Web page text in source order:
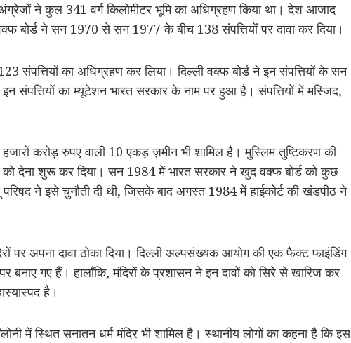
ने कुल 341 वर्ग किलोमीटर भूमि का अधिग्रहण किया था। देश आजाद
बोर्ड ने सन 1970 से सन 1977 के बीच 138 संपत्तियों पर दावा कर दिया।
संपत्तियों का अधिग्रहण कर लिया। दिल्ली वक्फ बोर्ड ने इन संपत्तियों के सन
संपत्तियों का म्यूटेशन भारत सरकार के नाम पर हुआ है। संपत्तियों में मस्जिद,
करोड़ रुपए वाली 10 एकड़ ज़मीन भी शामिल है। मुस्लिम तुष्टिकरण की
को देना शुरू कर दिया। सन 1984 में भारत सरकार ने खुद वक्फ बोर्ड को कुछ
ने इसे चुनौती दी थी, जिसके बाद अगस्त 1984 में हाईकोर्ट की खंडपीठ ने
पर अपना दावा ठोका दिया। दिल्ली अल्पसंख्यक आयोग की एक फैक्ट फाइंडिंग
पर बनाए गए हैं। हालाँकि, मंदिरों के प्रशासन ने इन दावों को सिरे से खारिज कर
है।
में स्थित सनातन धर्म मंदिर भी शामिल है। स्थानीय लोगों का कहना है कि इस